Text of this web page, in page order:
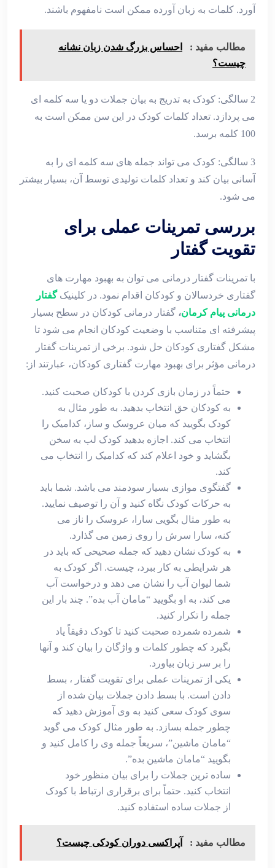
آورد. کلمات به زبان آورده ممکن است نامفهوم باشند.
مطالب مفید :
احساس بزرگ شدن زبان نشانه
چیست؟
2 سالگی: کودک به تدریج به بیان جملات دو یا سه کلمه ای
می پردازد. تعداد کلمات کودک در این سن ممکن است به
100 کلمه برسد.
3 سالگی: کودک می تواند جمله های سه کلمه ای را به
آسانی بیان کند و تعداد کلمات تولیدی توسط آن، بسیار بیشتر
می شود.
بررسی تمرینات عملی برای
تقویت گفتار
با تمرینات گفتار درمانی می توان به بهبود مهارت های
گفتاری خردسالان و کودکان اقدام نمود. در کلینیکگفتار
درمانی پیام کرمان، گفتار درمانی کودکان در سطح بسیار
پیشرفته ای متناسب با وضعیت کودکان انجام می شود تا
مشکل گفتاری کودکان حل شود. برخی از تمرینات گفتار
درمانی مؤثر برای بهبود مهارت گفتاری کودکان، عبارتند از:
حتماً در زمان بازی کردن با کودکان صحبت کنید.
به کودکان حق انتخاب بدهید. به طور مثال به
کودک بگویید که میان عروسک و ساز، کدامیک را
انتخاب می کند. اجازه بدهید کودک لب به سخن
بگشاید و خود اعلام کند که کدامیک را انتخاب می
کند.
گفتگوی موازی بسیار سودمند می باشد. شما باید
به حرکات کودک نگاه کنید و آن را توصیف نمایید.
به طور مثال بگویی سارا، عروسک را ناز می
کنه، سارا سرش را روی زمین می گذارد.
به کودک نشان دهید که جمله صحیحی که باید در
هر شرایطی به کار ببرد، چیست. اگر کودک به
شما لیوان آب را نشان می دهد و درخواست آب
می کند، به او بگویید “مامان آب بده”. چند بار این
جمله را تکرار کنید.
شمرده شمرده صحبت کنید تا کودک دقیقاً یاد
بگیرد که چطور کلمات و واژگان را بیان کند و آنها
را بر سر زبان بیاورد.
یکی از تمرینات عملی برای تقویت گفتار ، بسط
دادن است. با بسط دادن جملات بیان شده از
سوی کودک سعی کنید به وی آموزش دهید که
چطور جمله بسازد. به طور مثال کودک می گوید
“مامان ماشین”، سریعاً جمله وی را کامل کنید و
بگویید “مامان ماشین بده”.
ساده ترین جملات را برای بیان منظور خود
انتخاب کنید. حتماً برای برقراری ارتباط با کودک
از جملات ساده استفاده کنید.
مطالب مفید : آپراکسی دوران کودکی چیست؟